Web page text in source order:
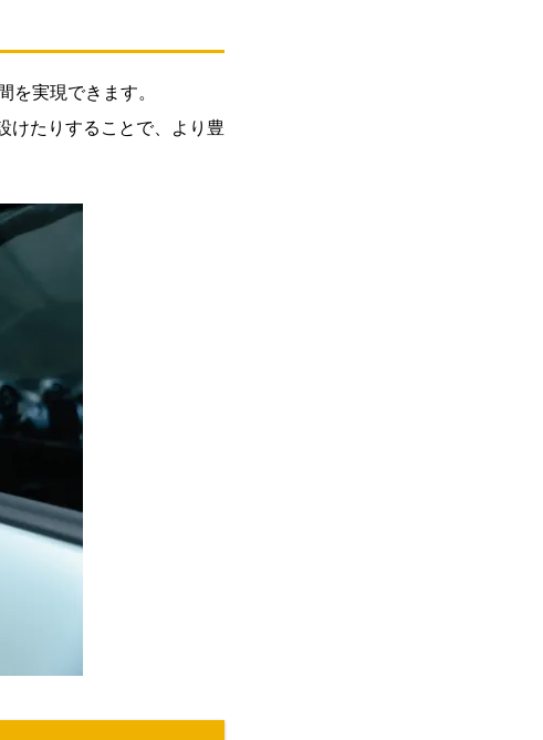
を実現できます。
けたりすることで、より豊